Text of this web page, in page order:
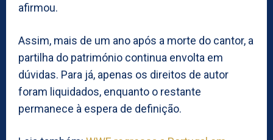
afirmou.
Assim, mais de um ano após a morte do cantor, a
partilha do património continua envolta em
dúvidas. Para já, apenas os direitos de autor
foram liquidados, enquanto o restante
permanece à espera de definição.